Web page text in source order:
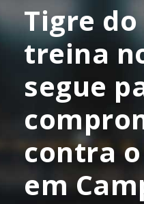
Tigre do
treina
segue
contra
em